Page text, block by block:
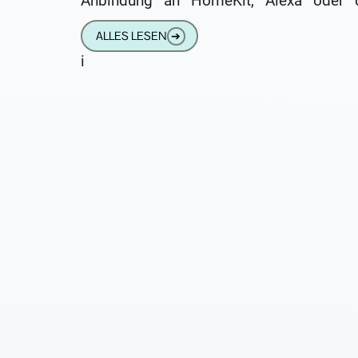
Google-Sprachassistent. Aber weitaus
ALLES LESEN ➔
i